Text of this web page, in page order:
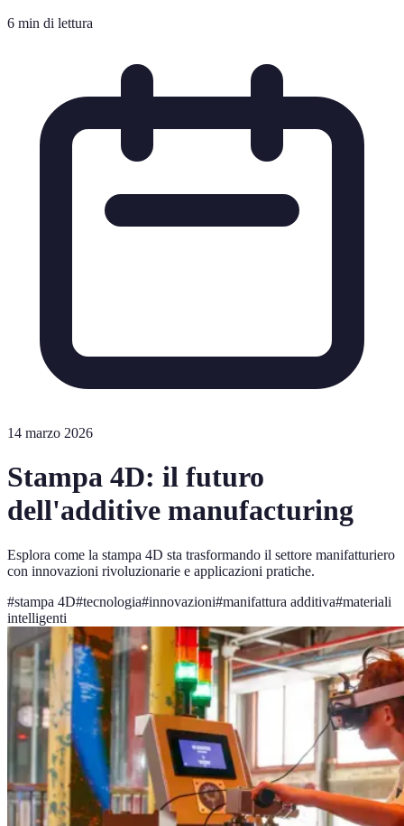
6 min di lettura
14 marzo 2026
Stampa 4D: il futuro
dell'additive manufacturing
Esplora come la stampa 4D sta trasformando il settore manifatturiero
con innovazioni rivoluzionarie e applicazioni pratiche.
#stampa 4D#tecnologia#innovazioni#manifattura additiva#materiali
intelligenti